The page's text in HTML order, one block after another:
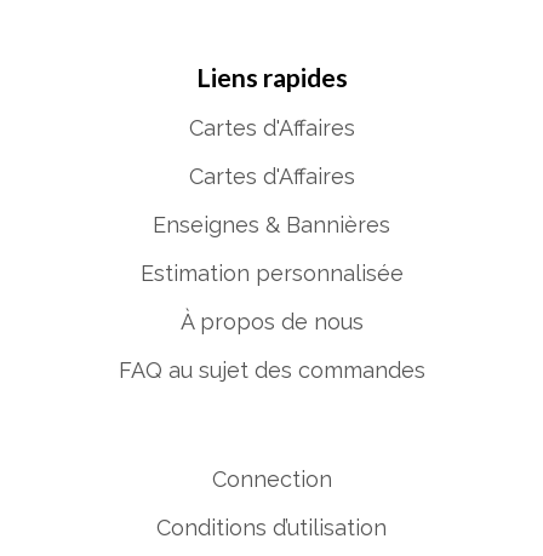
Liens rapides
Cartes d'Affaires
Cartes d'Affaires
Enseignes & Bannières
Estimation personnalisée
À propos de nous
FAQ au sujet des commandes
Connection
Conditions d’utilisation